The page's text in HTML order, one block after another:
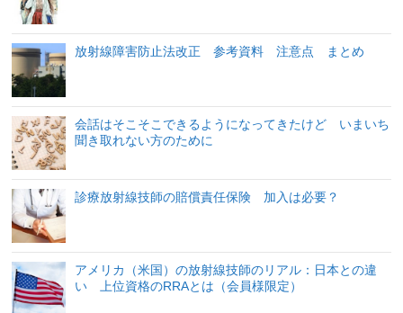
放射線障害防止法改正 参考資料 注意点 まとめ
会話はそこそこできるようになってきたけど いまいち
聞き取れない方のために
診療放射線技師の賠償責任保険 加入は必要？
アメリカ（米国）の放射線技師のリアル：日本との違
い 上位資格のRRAとは（会員様限定）